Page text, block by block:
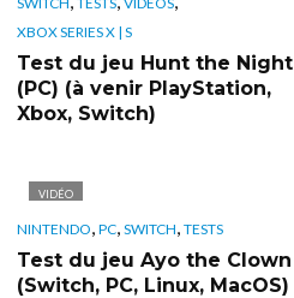
XBOX SERIES X | S
Test du jeu Hunt the Night
(PC) (à venir PlayStation,
Xbox, Switch)
VIDÉO
NINTENDO PC, SWITCH TESTS
Test du jeu Ayo the Clown
(Switch, PC, Linux, MacOS)